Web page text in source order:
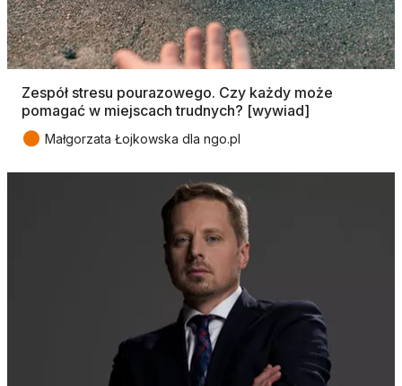
Zespół stresu pourazowego. Czy każdy może
pomagać w miejscach trudnych? [wywiad]
● Małgorzata Łojkowska dla ngo.pl